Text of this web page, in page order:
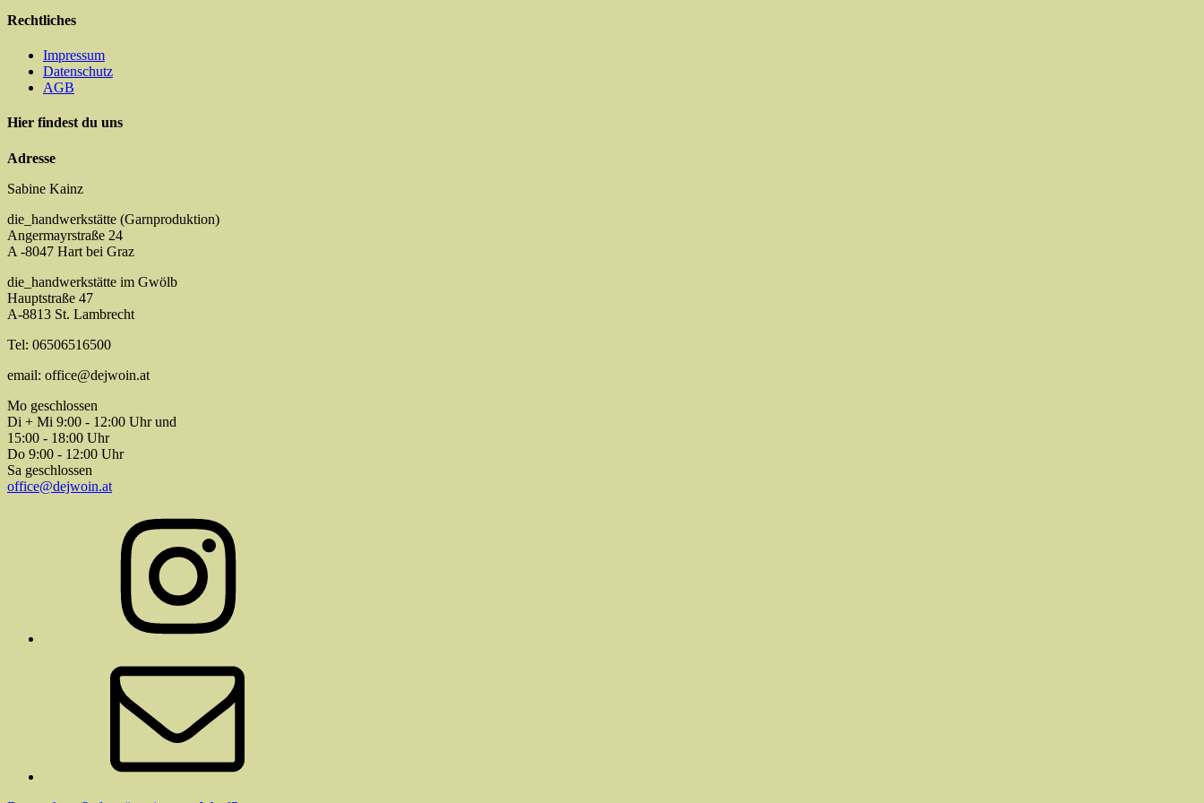
Rechtliches
Impressum
Datenschutz
AGB
Hier findest du uns
Adresse
Sabine Kainz
die_handwerkstätte (Garnproduktion)
Angermayrstraße 24
A -8047 Hart bei Graz
die_handwerkstätte im Gwölb
Hauptstraße 47
A-8813 St. Lambrecht
Tel: 06506516500
email: office@dejwoin.at
Mo geschlossen
Di + Mi 9:00 - 12:00 Uhr und
15:00 - 18:00 Uhr
Do 9:00 - 12:00 Uhr
Sa geschlossen
office@dejwoin.at